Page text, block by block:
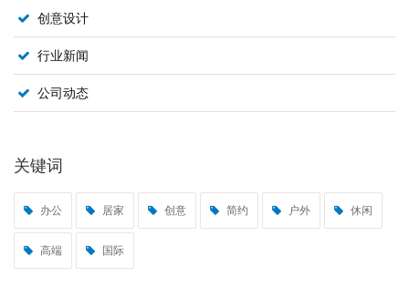
创意设计
行业新闻
公司动态
关键词
办公 居家 创意 简约 户外 休闲
高端 国际